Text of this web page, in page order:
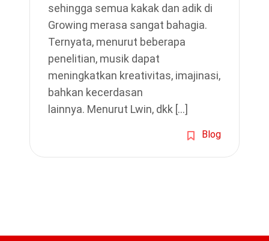
sehingga semua kakak dan adik di
Growing merasa sangat bahagia.
Ternyata, menurut beberapa
penelitian, musik dapat
meningkatkan kreativitas, imajinasi,
bahkan kecerdasan
lainnya. Menurut Lwin, dkk […]
Blog